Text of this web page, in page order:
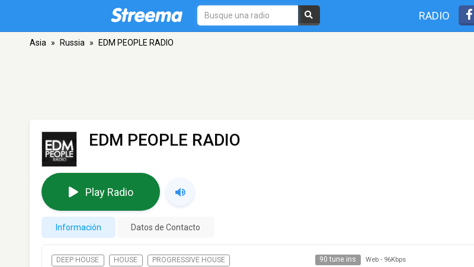
RADIO
Asia » Russia » EDM PEOPLE RADIO
EDM PEOPLE RADIO
Play Radio
Información Datos de Contacto
DEEP HOUSE HOUSE PROGRESSIVE HOUSE 90 tune ins Web - 96Kbps